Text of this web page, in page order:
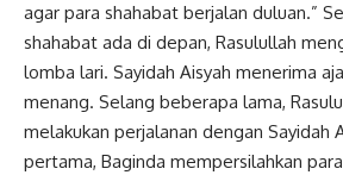
agar para shahabat berjalan duluan.”
shahabat ada di depan, Rasulullah
lomba lari. Sayidah Aisyah menerima
menang. Selang beberapa lama,
melakukan perjalanan dengan Sayidah
pertama, Baginda mempersilahkan